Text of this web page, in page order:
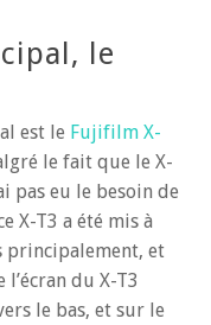
le
est le Fujifilm X-
le fait que le X-
pas eu le besoin de
X-T3 a été mis à
principalement, et
du X-T3
le bas, et sur le